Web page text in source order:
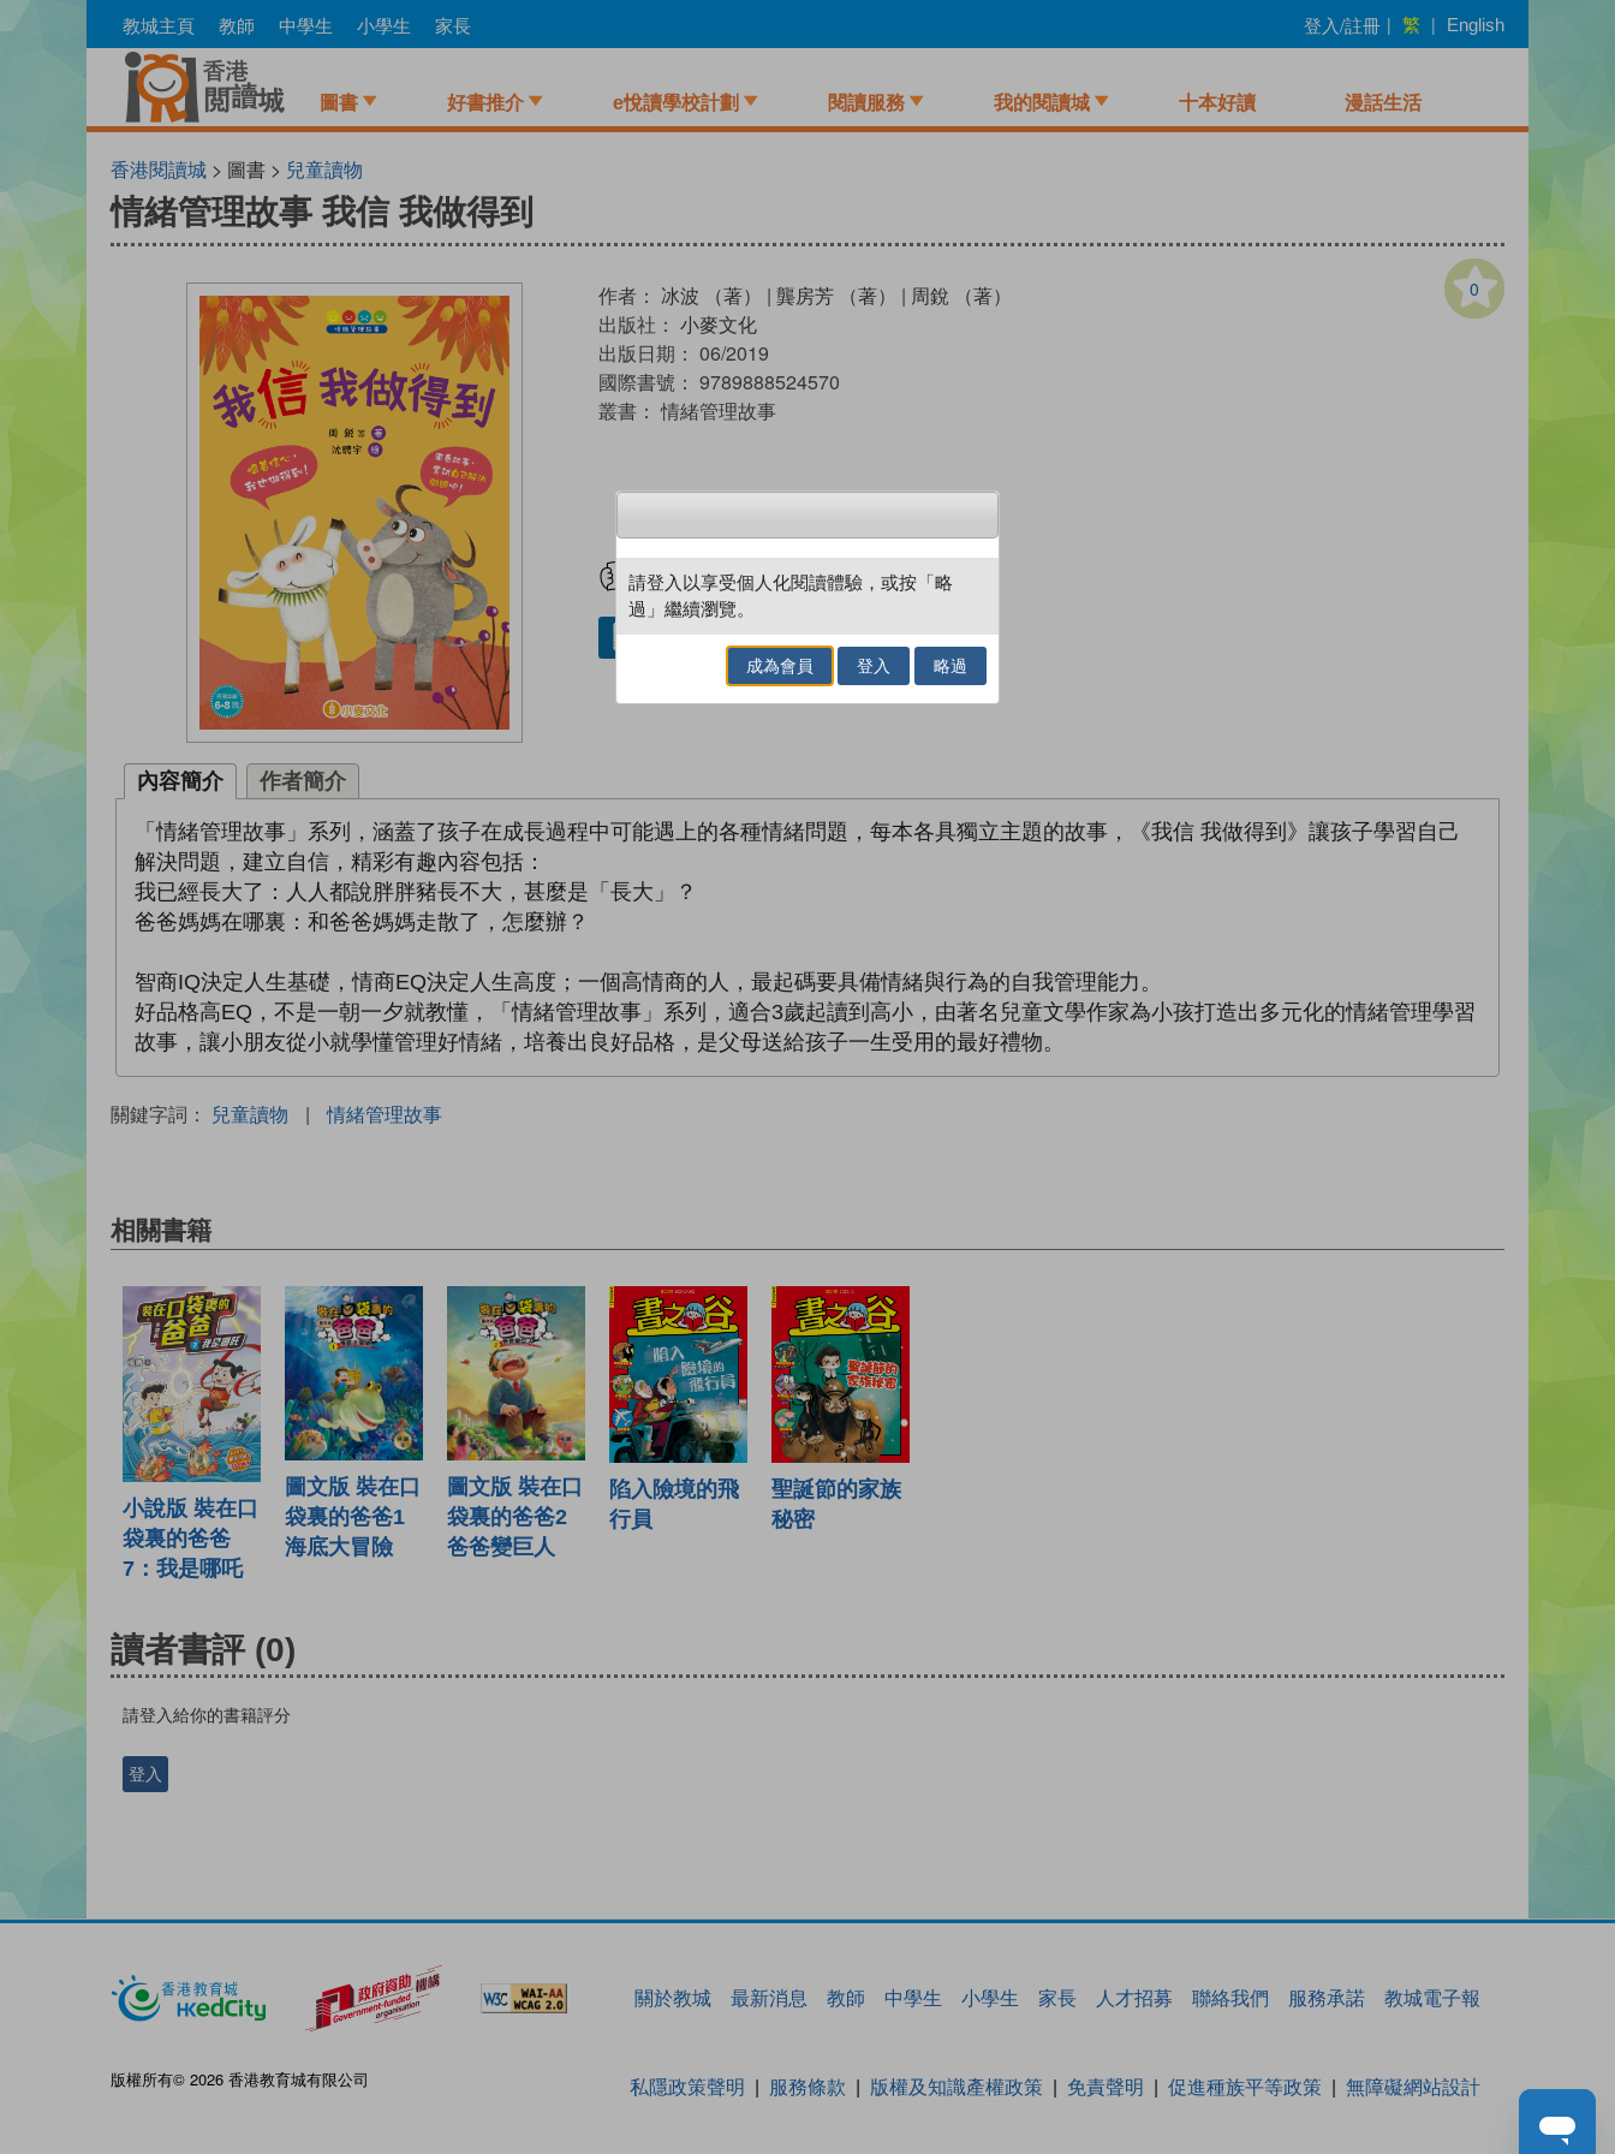
to
教城主頁 教師 中學生 小學生 家長 登入/註冊 | 繁 | English
圖書 好書推介 e悅讀學校計劃 閱讀服務 我的閱讀城 十本好讀 漫話生活
香港閱讀城 > 圖書 > 兒童讀物
情緒管理故事 我信 我做得到
0
作者： 冰波 （著） | 龔房芳 （著） | 周銳 （著）
出版社： 小麥文化
出版日期： 06/2019
國際書號： 9789888524570
叢書： 情緒管理故事
試閲 加入閱讀紀錄
借閱實體書
內容簡介 作者簡介
「情緒管理故事」系列，涵蓋了孩子在成長過程中可能遇上的各種情緒問題，每本各具獨立主題的故事，《我信 我做得到》讓孩子學習自己
解決問題，建立自信，精彩有趣內容包括：
我已經長大了：人人都說胖胖豬長不大，甚麼是「長大」？
爸爸媽媽在哪裏：和爸爸媽媽走散了，怎麼辦？
智商IQ決定人生基礎，情商EQ決定人生高度；一個高情商的人，最起碼要具備情緒與行為的自我管理能力。
好品格高EQ，不是一朝一夕就教懂，「情緒管理故事」系列，適合3歲起讀到高小，由著名兒童文學作家為小孩打造出多元化的情緒管理學習
故事，讓小朋友從小就學懂管理好情緒，培養出良好品格，是父母送給孩子一生受用的最好禮物。
關鍵字詞： 兒童讀物 | 情緒管理故事
相關書籍
小說版 裝在口
袋裏的爸爸
7：我是哪吒
圖文版 裝在口
袋裏的爸爸1
海底大冒險
圖文版 裝在口
袋裏的爸爸2
爸爸變巨人
陷入險境的飛
行員
聖誕節的家族
秘密
讀者書評 (0)
請登入給你的書籍評分
登入
關於教城 最新消息 教師 中學生 小學生 家長 人才招募 聯絡我們 服務承諾 教城電子報
版權所有© 2026 香港教育城有限公司 私隱政策聲明 服務條款 版權及知識產權政策 免責聲明 促進種族平等政策 無障礙網站設計
請登入以享受個人化閱讀體驗，或按「略
過」繼續瀏覽。
成為會員 登入 略過